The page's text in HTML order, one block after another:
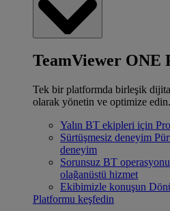
TeamViewer ONE
Tek bir platformda birleşik dijital
olarak yönetin ve optimize edin.
Yalın BT ekipleri için
Sürtüşmesiz deneyim
deneyim
Sorunsuz BT operasyonu
olağanüstü hizmet
Ekibimizle konuşun
Platformu keşfedin